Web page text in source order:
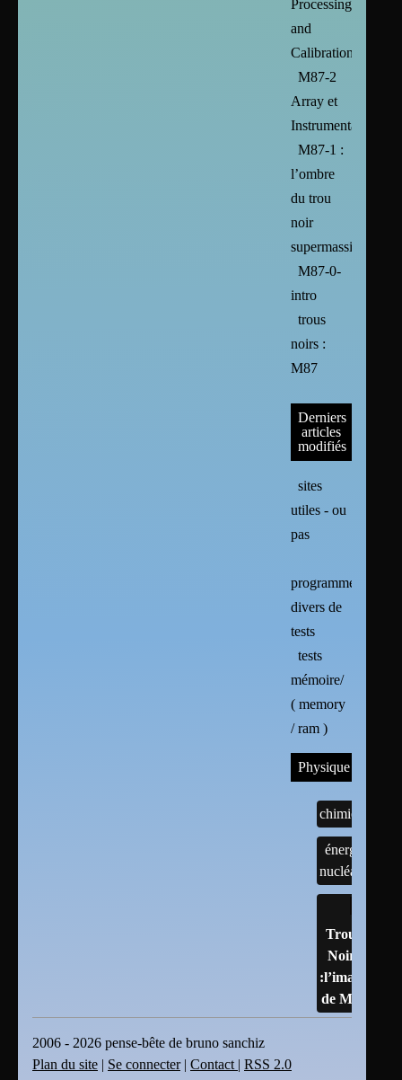
Processing
and
Calibration
M87-2
Array et
Instrumentation
M87-1 :
l’ombre
du trou
noir
supermassif
M87-0-
intro
trous
noirs :
M87
Derniers
articles
modifiés
sites
utiles - ou
pas
programmes
divers de
tests
tests
mémoire/
( memory
/ ram )
Physique
chimie
énergie
nucléaire
Trous
Noirs
:l’image
de M87
2006 - 2026 pense-bête de bruno sanchiz
Plan du site | Se connecter| Contact | RSS 2.0